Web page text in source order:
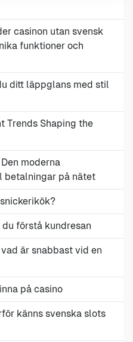
casinon utan svensk
funktioner och
ditt läppglans med stil
Trends Shaping the
moderna
betalningar på nätet
förstå kundresan
är snabbast vid en
på casino
känns svenska slots